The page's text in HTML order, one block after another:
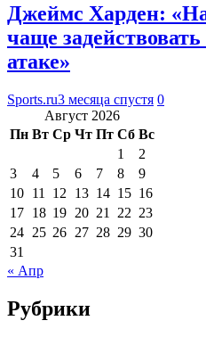
Джеймс Харден:
чаще
атаке»
Sports.ru3 месяца спустя 0
Август 2026
Пн Вт Ср Чт Пт Сб Вс
1
2
3
4 5 6 7 8
9
10 11 12 13 14 15 16
17 18 19 20 21 22 23
24 25 26 27 28 29 30
31
« Апр
Рубрики